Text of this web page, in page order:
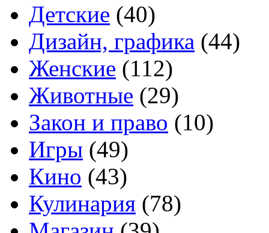
Детские (40)
Дизайн, графика (44)
Женские (112)
Животные (29)
Закон и право (10)
Игры (49)
Кино (43)
Кулинария (78)